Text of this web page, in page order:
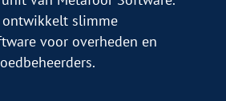
slimme
voor overheden en